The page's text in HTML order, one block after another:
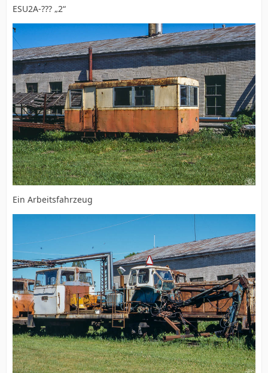
ESU2A-??? „2“
Ein Arbeitsfahrzeug